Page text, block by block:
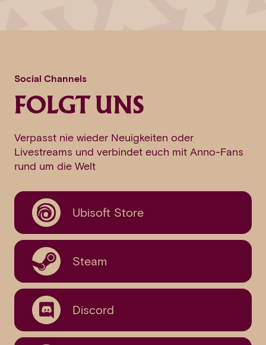
Social Channels
FOLGT UNS
Verpasst nie wieder Neuigkeiten oder
Livestreams und verbindet euch mit Anno-Fans
rund um die Welt
Ubisoft Store
Steam
Discord